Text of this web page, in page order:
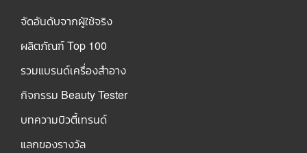
จัดอันดับจากผู้ใช้จริง
ผลิตภัณฑ์ Top 100
รวมแบรนด์เครื่องสำอาง
กิจกรรม Beauty Tester
บทความบิวตี้เทรนด์
แลกของรางวัล